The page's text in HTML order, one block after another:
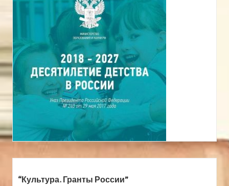
“Культура. Гранты России”